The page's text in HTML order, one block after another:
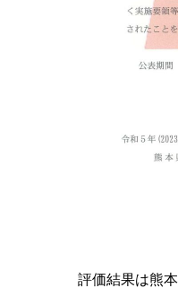
評価結果は熊